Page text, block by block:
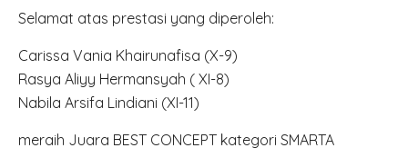
Selamat atas prestasi yang diperoleh:
Carissa Vania Khairunafisa (X-9)
Rasya Aliyy Hermansyah ( XI-8)
Nabila Arsifa Lindiani (XI-11)
meraih Juara BEST CONCEPT kategori SMARTA